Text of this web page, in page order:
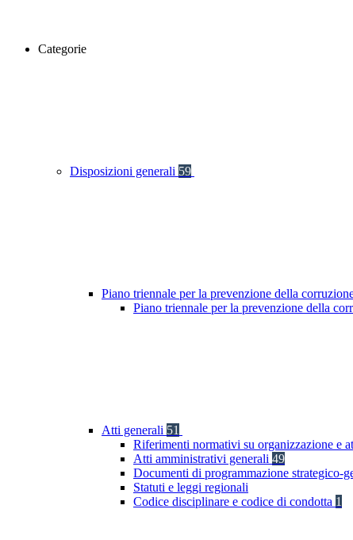
Categorie
Disposizioni generali 59
Piano triennale per la prevenzione della
Piano triennale per la prevenzione della
Atti generali 51
Riferimenti normativi su organizzazione e
Atti amministrativi generali 49
Documenti di programmazione strategico-
Statuti e leggi regionali
Codice disciplinare e codice di condotta 1